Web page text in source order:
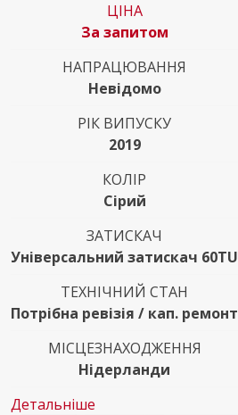
ЦІНА
За запитом
НАПРАЦЮВАННЯ
Невідомо
РІК ВИПУСКУ
2019
КОЛІР
Сірий
ЗАТИСКАЧ
Універсальний затискач 60TU
ТЕХНІЧНИЙ СТАН
Потрібна ревізія / кап. ремонт
МІСЦЕЗНАХОДЖЕННЯ
Нідерланди
Детальніше